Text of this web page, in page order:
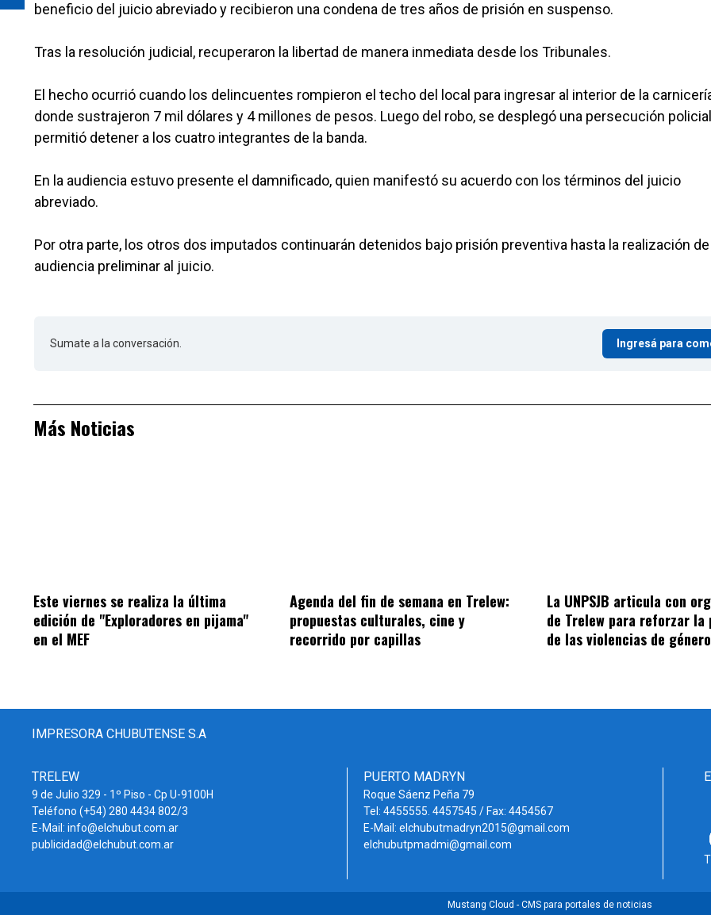
beneficio del juicio abreviado y recibieron una condena de tres años de prisión en suspenso.
Tras la resolución judicial, recuperaron la libertad de manera inmediata desde los Tribunales.
El hecho ocurrió cuando los delincuentes rompieron el techo del local para ingresar al interior de la
donde sustrajeron 7 mil dólares y 4 millones de pesos. Luego del robo, se desplegó una persecución
permitió detener a los cuatro integrantes de la banda.
En la audiencia estuvo presente el damnificado, quien manifestó su acuerdo con los términos del juicio
abreviado.
Por otra parte, los otros dos imputados continuarán detenidos bajo prisión preventiva hasta la realización de
audiencia preliminar al juicio.
Sumate a la conversación. Ingresá para
Más Noticias
Este viernes se realiza la última
edición de "Exploradores en pijama"
en el MEF
Agenda del fin de semana en Trelew:
propuestas culturales, cine y
recorrido por capillas
La UNPSJB articula con
de Trelew para reforzar la
de las violencias de género
IMPRESORA CHUBUTENSE S.A
TRELEW
9 de Julio 329 - 1º Piso - Cp U-9100H
Teléfono (+54) 280 4434 802/3
E-Mail: info@elchubut.com.ar
publicidad@elchubut.com.ar
PUERTO MADRYN
Roque Sáenz Peña 79
Tel: 4455555. 4457545 / Fax: 4454567
E-Mail: elchubutmadryn2015@gmail.com
elchubutpmadmi@gmail.com
Mustang Cloud - CMS para portales de noticias